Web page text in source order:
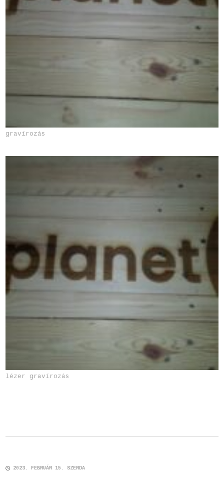
gravírozás
lézer gravírozás
2023. FEBRUÁR 15. SZERDA